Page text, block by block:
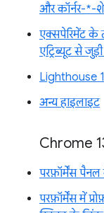
और कॉर्नर-*-
एक्सपेरिमेंट के
एट्रिब्यूट से
Lighthouse
अन्य हाइलाइट
Chrome
परफ़ॉर्मेंस पैनल
परफ़ॉर्मेंस में